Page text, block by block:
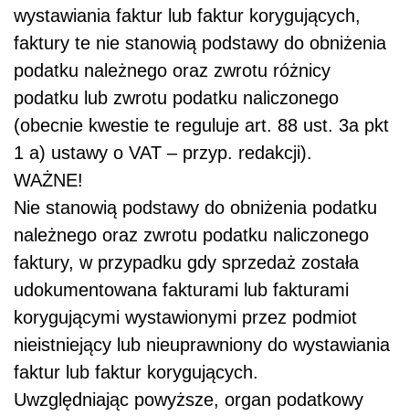
wystawiania faktur lub faktur korygujących,
faktury te nie stanowią podstawy do obniżenia
podatku należnego oraz zwrotu różnicy
podatku lub zwrotu podatku naliczonego
(obecnie kwestie te reguluje art. 88 ust. 3a pkt
1 a) ustawy o VAT – przyp. redakcji).
WAŻNE!
Nie stanowią podstawy do obniżenia podatku
należnego oraz zwrotu podatku naliczonego
faktury, w przypadku gdy sprzedaż została
udokumentowana fakturami lub fakturami
korygującymi wystawionymi przez podmiot
nieistniejący lub nieuprawniony do wystawiania
faktur lub faktur korygujących.
Uwzględniając powyższe, organ podatkowy